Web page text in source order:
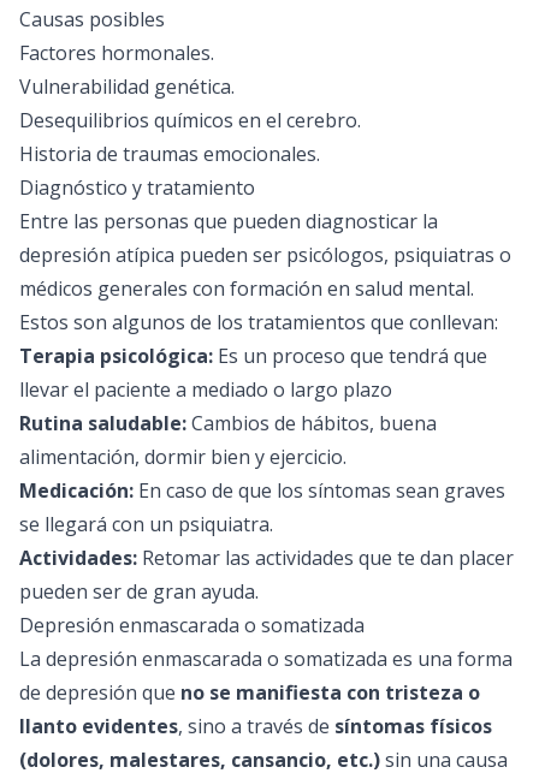
Causas posibles
Factores hormonales.
Vulnerabilidad genética.
Desequilibrios químicos en el cerebro.
Historia de traumas emocionales.
Diagnóstico y tratamiento
Entre las personas que pueden diagnosticar la
depresión atípica pueden ser psicólogos, psiquiatras o
médicos generales con formación en salud mental.
Estos son algunos de los tratamientos que conllevan:
Terapia psicológica: Es un proceso que tendrá que
llevar el paciente a mediado o largo plazo
Rutina saludable:Cambios de hábitos, buena
alimentación, dormir bien y ejercicio.
Medicación: En caso de que los síntomas sean graves
se llegará con un psiquiatra.
Actividades: Retomar las actividades que te dan placer
pueden ser de gran ayuda.
Depresión enmascarada o somatizada
La depresión enmascarada o somatizada es una forma
de depresión que no se manifiesta con tristeza o
llanto evidentes, sino a través de síntomas físicos
(dolores, malestares, cansancio, etc.)sin una causa